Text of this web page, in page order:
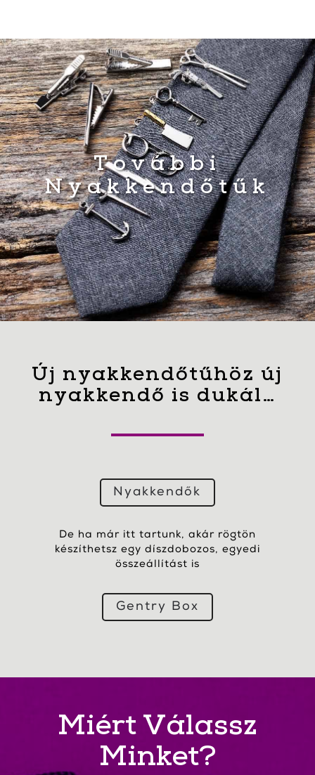
További
Nyakkendőtűk
Új nyakkendőtűhöz új
nyakkendő is dukál…
Nyakkendők
De ha már itt tartunk, akár rögtön
készíthetsz egy díszdobozos, egyedi
összeállítást is
Gentry Box
Miért Válassz
Minket?